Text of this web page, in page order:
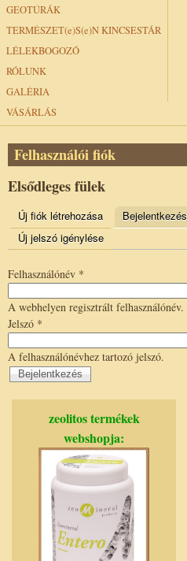
GEOTÚRÁK
TERMÉSZET(e)S(e)N KINCSESTÁR
LÉLEKBOGOZÓ
RÓLUNK
GALÉRIA
VÁSÁRLÁS
Felhasználói fiók
Elsődleges fülek
Új fiók létrehozása Bejelentkezés
Új jelszó igénylése
Felhasználónév *
A webhelyen regisztrált felhasználónév.
Jelszó *
A felhasználónévhez tartozó jelszó.
zeolitos termékek
webshopja: